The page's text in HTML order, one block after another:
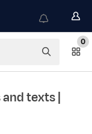
0
and texts|